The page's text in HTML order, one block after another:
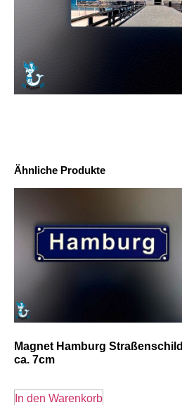
Ähnliche Produkte
Magnet Hamburg Straßenschild
ca. 7cm
In den Warenkorb